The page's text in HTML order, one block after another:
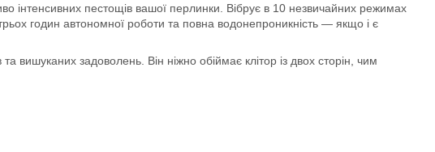
інтенсивних пестощів вашої перлинки. Вібрує в 10 незвичайних режимах
годин автономної роботи та повна водонепроникність — якщо і є
вишуканих задоволень. Він ніжно обіймає клітор із двох сторін, чим